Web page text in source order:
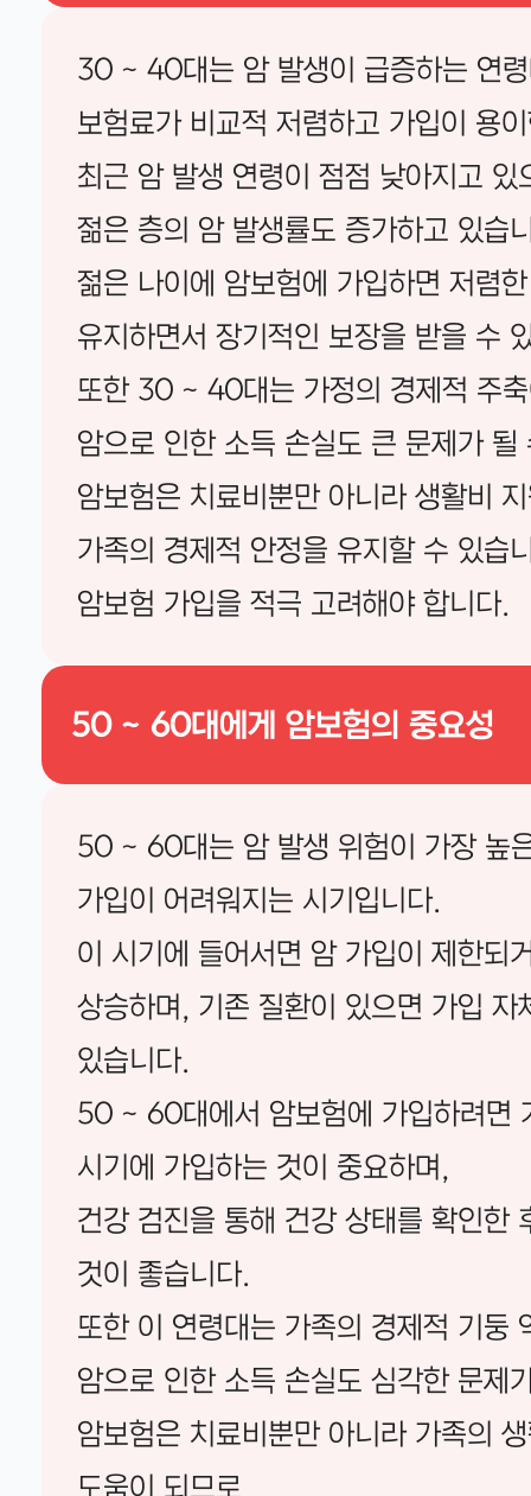
30 ~ 40대는 암 발생이 급증하는 연
보험료가 비교적 저렴하고 가입이 용
최근 암 발생 연령이 점점 낮아지고
젊은 층의 암 발생률도 증가하고 있습
젊은 나이에 암보험에 가입하면 저렴
유지하면서 장기적인 보장을 받을 수
또한 30 ~ 40대는 가정의 경제적 주
암으로 인한 소득 손실도 큰 문제가 될
암보험은 치료비뿐만 아니라 생활비
가족의 경제적 안정을 유지할 수 있
암보험 가입을 적극 고려해야 합니다.
50 ~ 60대에게 암보험의 중요성
50 ~ 60대는 암 발생 위험이 가장 높
가입이 어려워지는 시기입니다.
이 시기에 들어서면 암 가입이 제한되
상승하며, 기존 질환이 있으면 가입 자
있습니다.
50 ~ 60대에서 암보험에 가입하려면
시기에 가입하는 것이 중요하며,
건강 검진을 통해 건강 상태를 확인한
것이 좋습니다.
또한 이 연령대는 가족의 경제적 기둥
암으로 인한 소득 손실도 심각한 문제
암보험은 치료비뿐만 아니라 가족의
도움이 되므로,